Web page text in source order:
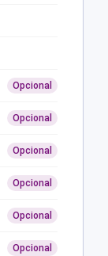
Opcional
Opcional
Opcional
Opcional
Opcional
Opcional